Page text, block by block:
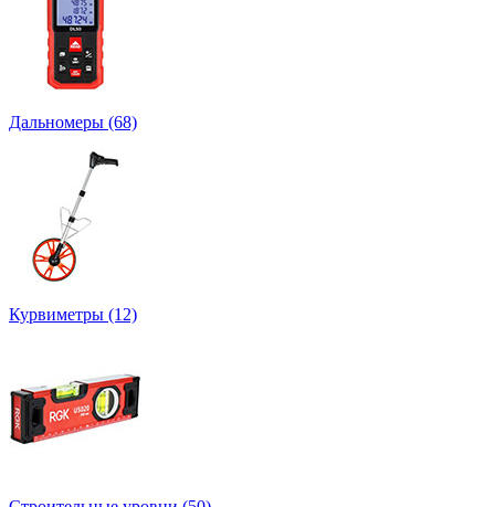
Дальномеры (68)
Курвиметры (12)